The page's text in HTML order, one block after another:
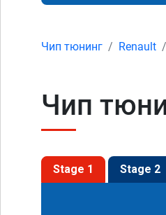
Чип тюнинг Renault
Чип
Stage 1 Stage 2